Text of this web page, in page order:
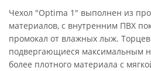
Чехол "Optima 1" выполнен из
материалов, с внутренним ПВХ
промокал от влажных лыж.
подвергающиеся максимальным
более плотного материала с